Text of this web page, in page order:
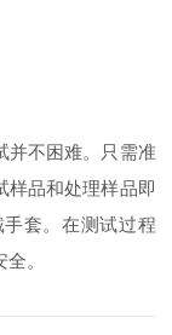
不困难。只需准
样品和处理样品即
套。在测试过程
。